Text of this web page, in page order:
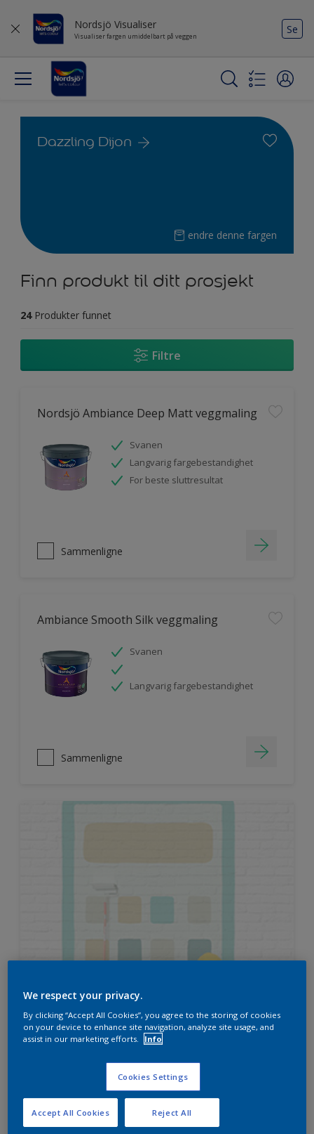
Nordsjö Visualiser
Visualiser fargen umiddelbart på veggen
Se
Dazzling Dijon
endre denne fargen
Finn produkt til ditt prosjekt
24 Produkter funnet
Filtre
Nordsjö Ambiance Deep Matt veggmaling
Svanen
Langvarig fargebestandighet
For beste sluttresultat
Sammenligne
Ambiance Smooth Silk veggmaling
Svanen
Langvarig fargebestandighet
Sammenligne
HVOR MYE MALING TRENGER DU?
We respect your privacy.
By clicking “Accept All Cookies”, you agree to the storing of cookies
on your device to enhance site navigation, analyze site usage, and
assist in our marketing efforts.
Info
Cookies Settings
Reject All
Accept All Cookies